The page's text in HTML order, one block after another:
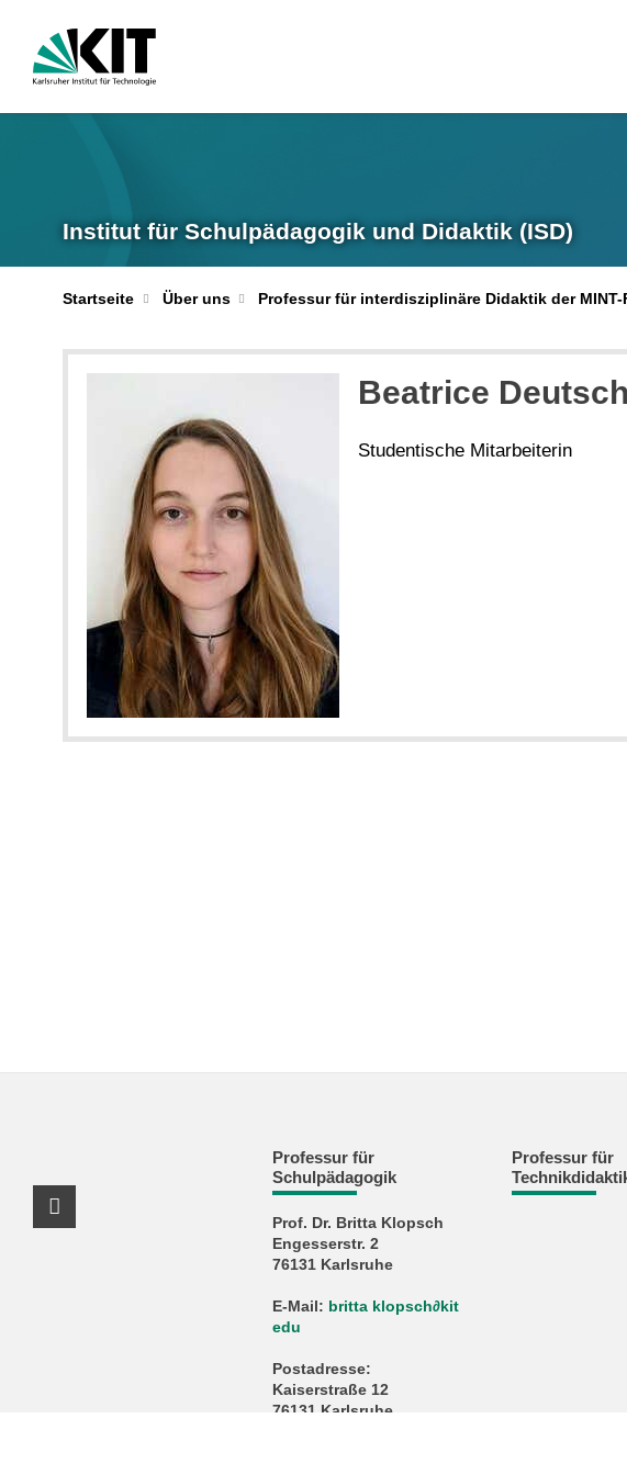
Institut für Schulpädagogik und Didaktik (ISD)
Startseite Über uns Professur für interdisziplinäre Didaktik der
Beatrice
Studentische Mitarbeiterin
Professur für
Schulpädagogik
Prof. Dr. Britta Klopsch
Engesserstr. 2
76131 Karlsruhe
E-Mail: britta klopsch∂kit
edu
Postadresse:
Kaiserstraße 12
76131 Karlsruhe
Professur für
X Kanal (Twitter)